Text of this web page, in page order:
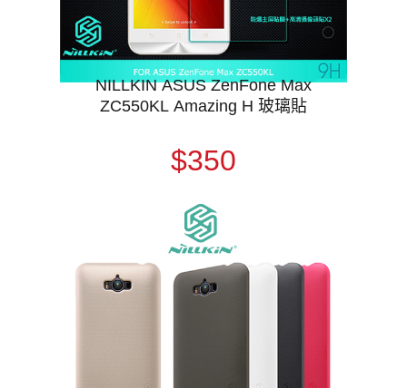
NILLKIN ASUS ZenFone Max
ZC550KL Amazing H 玻璃貼
$350